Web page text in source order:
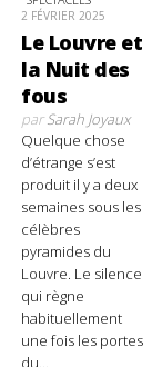
2 FÉVRIER 2025
Le Louvre et
la Nuit des
fous
parSarah Joyaux
Quelque chose
d’étrange s’est
produit il y a deux
semaines sous les
célèbres
pyramides du
Louvre. Le silence
qui règne
habituellement
une fois les portes
du...